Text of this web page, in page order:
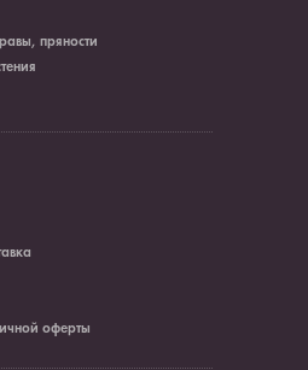
пряности
оферты